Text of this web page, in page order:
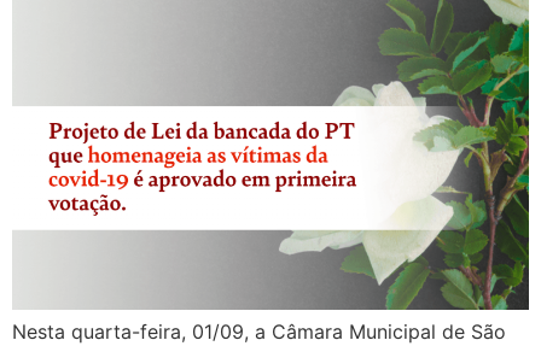
Nesta quarta-feira, 01/09, a Câmara Municipal de São